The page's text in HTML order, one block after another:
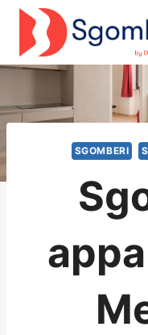
Salta
contenuto
SGOMBERI